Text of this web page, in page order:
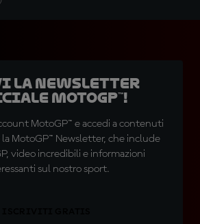
la newsletter
MotoGP™!
MotoGP™ e accedi a contenuti
MotoGP™ Newsletter, che include
video incredibili e informazioni
sul nostro sport.